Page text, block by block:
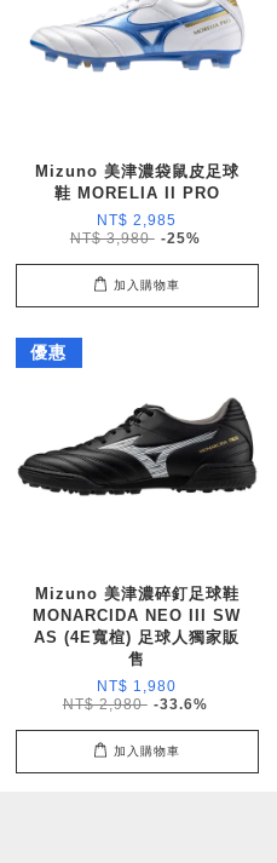
Mizuno 美津濃袋鼠皮足球
鞋 MORELIA II PRO
NT$ 2,985
NT$ 3,980 -25%
加入購物車
優惠
Mizuno 美津濃碎釘足球鞋
MONARCIDA NEO III SW
AS (4E寬楦) 足球人獨家販
售
NT$ 1,980
NT$ 2,980 -33.6%
加入購物車